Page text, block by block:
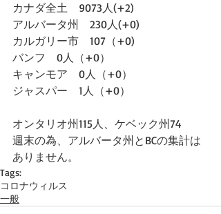
カナダ全土　9073人(+2)
アルバータ州　230人(+0)
カルガリー市　107（+0)
バンフ　0人（+0）
キャンモア　0人（+0）
ジャスパー　1人（+0）
オンタリオ州115人、ケベック州74
週末の為、アルバータ州とBCの集計は
ありません。
Tags:
コロナウィルス
一般